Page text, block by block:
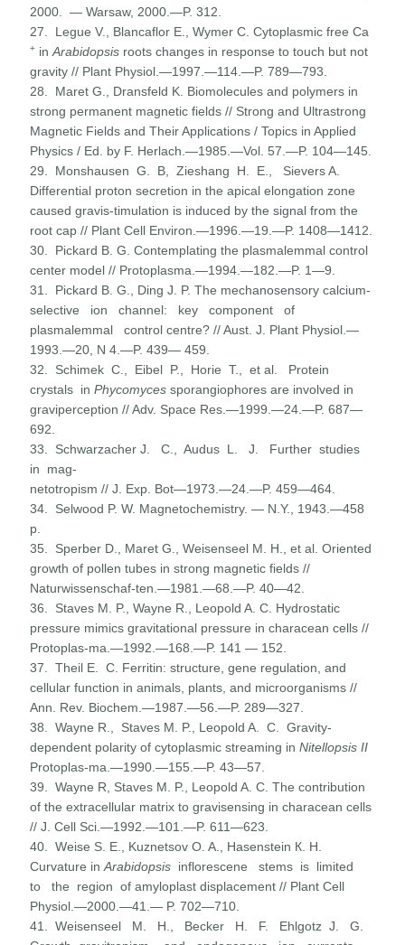
2000. — Warsaw, 2000.—P. 312.
27. Legue V., Blancaflor E., Wymer C. Cytoplasmic free Ca
+ inArabidopsis roots changes in response to touch but not
gravity // Plant Physiol.—1997.—114.—P. 789—793.
28. Maret G., Dransfeld K. Biomolecules and polymers in
strong permanent magnetic fields // Strong and Ultrastrong
Magnetic Fields and Their Applications / Topics in Applied
Physics / Ed. by F. Herlach.—1985.—Vol. 57.—P. 104—145.
29. Monshausen G. B, Zieshang H. E., Sievers A.
Differential proton secretion in the apical elongation zone
caused gravis-timulation is induced by the signal from the
root cap // Plant Cell Environ.—1996.—19.—P. 1408—1412.
30. Pickard B. G. Contemplating the plasmalemmal control
center model // Protoplasma.—1994.—182.—P. 1—9.
31. Pickard B. G., Ding J. P. The mechanosensory calcium-
selec­tive ion channel: key component of
plasmalemmal control centre? // Aust. J. Plant Physiol.—
1993.—20, N 4.—P. 439— 459.
32. Schimek C., Eibel P., Horie Т., et al. Protein
crystals inPhycomycessporangiophores are involved in
graviperception // Adv. Space Res.—1999.—24.—P. 687—
692.
33. Schwarzacher J. C., Audus L. J. Further studies
in mag-
netotropism // J. Exp. Bot—1973.—24.—P. 459—464.
34. Selwood P. W. Magnetochemistry. — N.Y., 1943.—458
p.
35. Sperber D., Maret G., Weisenseel M. H., et al. Oriented
growth of pollen tubes in strong magnetic fields //
Naturwissenschaf-ten.—1981.—68.—P. 40—42.
36. Staves M. P., Wayne R., Leopold A. C. Hydrostatic
pressure mimics gravitational pressure in characean cells //
Protoplas-ma.—1992.—168.—P. 141 — 152.
37. Theil Е. С. Ferritin: structure, gene regulation, and
cellular function in animals, plants, and microorganisms //
Ann. Rev. Biochem.—1987.—56.—P. 289—327.
38. Wayne R., Staves M. P., Leopold A. C. Gravity-
dependent polarity of cytoplasmic streaming inNitellopsis II
Protoplas-ma.—1990.—155.—P. 43—57.
39. Wayne R, Staves M. P., Leopold A. C. The contribution
of the extracellular matrix to gravisensing in characean cells
// J. Cell Sci.—1992.—101.—P. 611—623.
40. Weise S. E., Kuznetsov O. A., Hasenstein К. Н.
Curvature inArabidopsis inflorescene stems is limited
to the region of amyloplast displacement // Plant Cell
Physiol.—2000.—41.— P. 702—710.
41. Weisenseel M. H., Becker H. F. Ehlgotz J. G.